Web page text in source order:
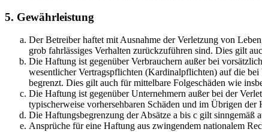
5. Gewährleistung
Der Betreiber haftet mit Ausnahme der Verletzung von
grob fahrlässiges Verhalten zurückzuführen sind. Dies gilt
Die Haftung ist gegenüber Verbrauchern außer bei
wesentlicher Vertragspflichten (Kardinalpflichten) auf die bei
begrenzt. Dies gilt auch für mittelbare Folgeschäden wie
Die Haftung ist gegenüber Unternehmern außer bei der
typischerweise vorhersehbaren Schäden und im Übrigen
Die Haftungsbegrenzung der Absätze a bis c gilt
Ansprüche für eine Haftung aus zwingendem nationalem